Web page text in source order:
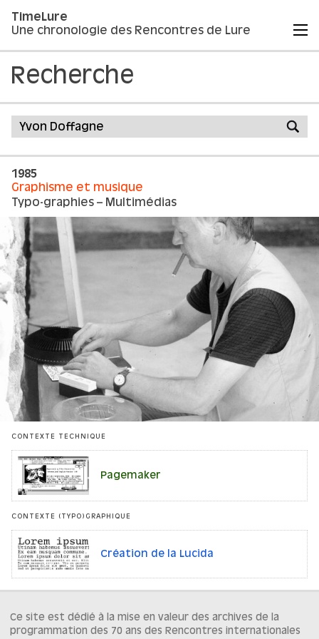
TimeLure
Une chronologie des Rencontres de Lure
Recherche
1985
Graphisme et musique
Typo-graphies – Multimédias
CONTEXTE TECHNIQUE
Pagemaker
CONTEXTE (TYPO)GRAPHIQUE
Création de la Lucida
Ce site est dédié à la mise en valeur des archives de la
programmation des 70 ans des Rencontres internationales